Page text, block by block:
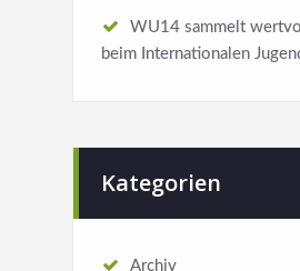
WU14 sammelt
beim Internationalen
Kategorien
Archiv